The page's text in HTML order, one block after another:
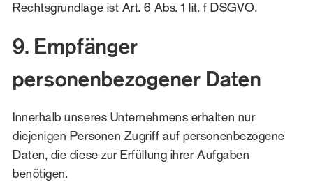
Rechtsgrundlage ist Art. 6 Abs. 1 lit. f DSGVO.
9. Empfänger
personenbezogener Daten
Innerhalb unseres Unternehmens erhalten nur
diejenigen Personen Zugriff auf personenbezogene
Daten, die diese zur Erfüllung ihrer Aufgaben
benötigen.